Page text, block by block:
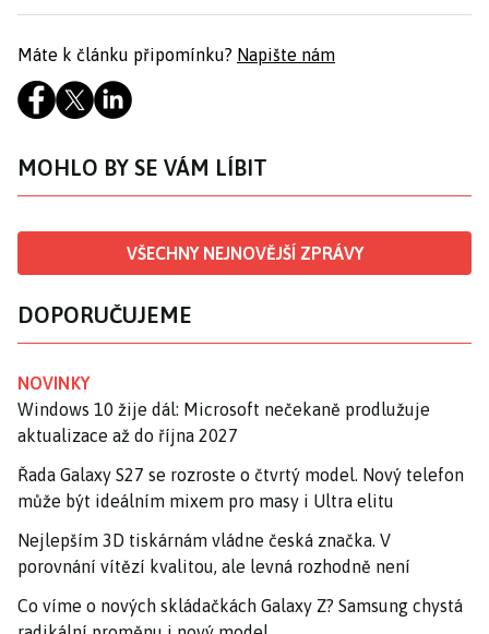
Máte k článku připomínku? Napište nám
MOHLO BY SE VÁM LÍBIT
VŠECHNY NEJNOVĚJŠÍ ZPRÁVY
DOPORUČUJEME
NOVINKY
Windows 10 žije dál: Microsoft nečekaně prodlužuje
aktualizace až do října 2027
Řada Galaxy S27 se rozroste o čtvrtý model. Nový telefon
může být ideálním mixem pro masy i Ultra elitu
Nejlepším 3D tiskárnám vládne česká značka. V
porovnání vítězí kvalitou, ale levná rozhodně není
Co víme o nových skládačkách Galaxy Z? Samsung chystá